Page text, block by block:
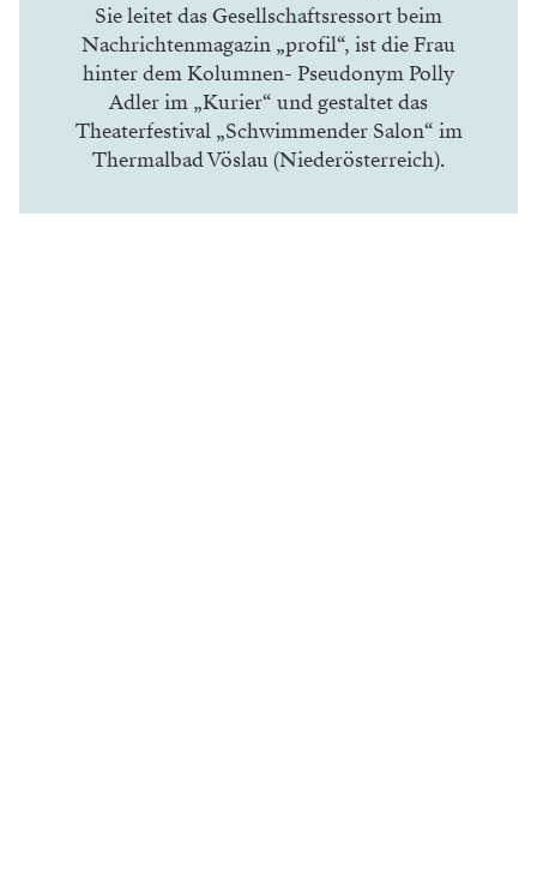
Sie leitet das Gesellschaftsressort beim
Nachrichtenmagazin „profil“, ist die Frau
hinter dem Kolumnen- Pseudonym Polly
Adler im „Kurier“ und gestaltet das
Theaterfestival „Schwimmender Salon“ im
Thermalbad Vöslau (Niederösterreich).